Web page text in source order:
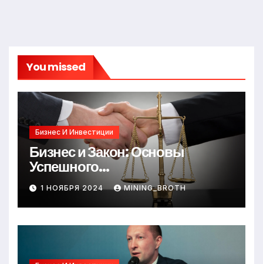
You missed
Бизнес И Инвестиции
Бизнес и Закон: Основы
Успешного
Предпринимательства
1 НОЯБРЯ 2024 MINING_BROTH